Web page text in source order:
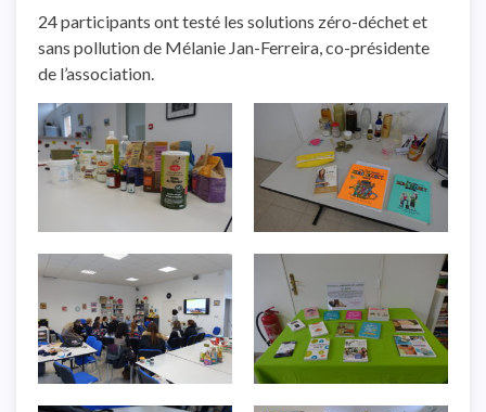
24 participants ont testé les solutions zéro-déchet et
sans pollution de Mélanie Jan-Ferreira, co-présidente
de l’association.